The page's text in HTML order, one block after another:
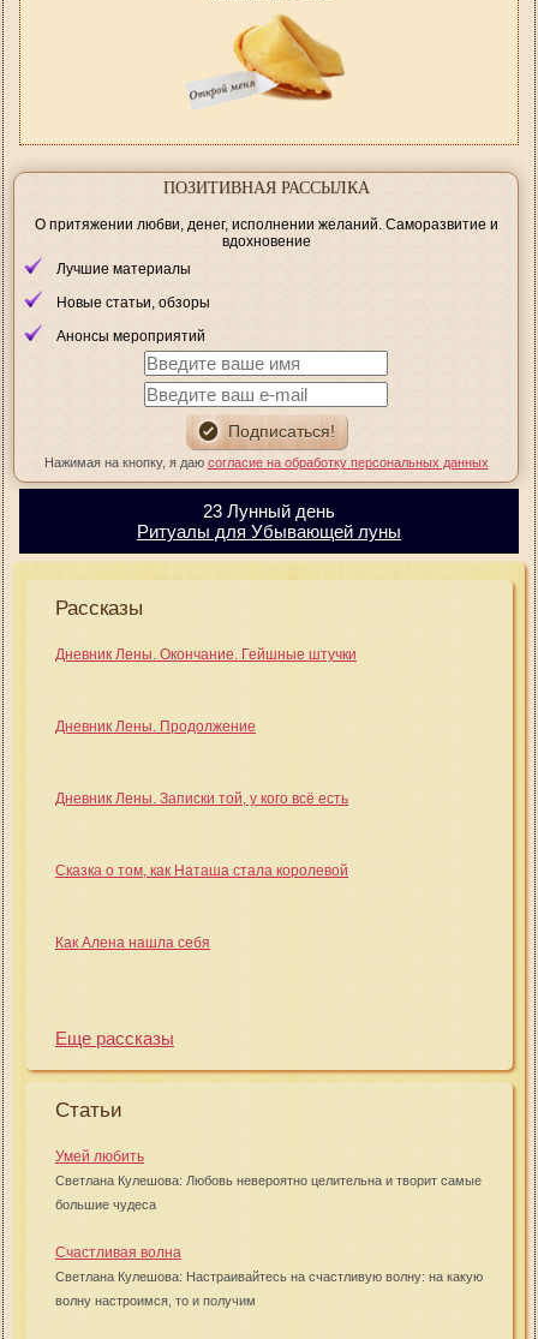
ПОЗИТИВНАЯ РАССЫЛКА
О притяжении любви, денег, исполнении желаний. Саморазвитие и
вдохновение
Лучшие материалы
Новые статьи, обзоры
Анонсы мероприятий
Нажимая на кнопку, я даю согласие на обработку персональных данных
23 Лунный день
Ритуалы для Убывающей луны
Рассказы
Дневник Лены. Окончание. Гейшные штучки
Дневник Лены. Продолжение
Дневник Лены. Записки той, у кого всё есть
Сказка о том, как Наташа стала королевой
Как Алена нашла себя
Еще рассказы
Статьи
Умей любить
Светлана Кулешова: Любовь невероятно целительна и творит самые
большие чудеса
Счастливая волна
Светлана Кулешова: Настраивайтесь на счастливую волну: на какую
волну настроимся, то и получим